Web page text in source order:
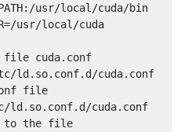
usr/local/cuda/bin
usr/local/cuda
file cuda.conf
ld.so.conf.d/cuda.conf
file
ld.so.conf.d/cuda.conf
to the file